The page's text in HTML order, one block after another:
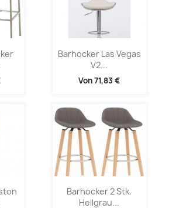
Barhocker Las Vegas
V2...
Von71,83 €
Barhocker 2 Stk.
Hellgrau...